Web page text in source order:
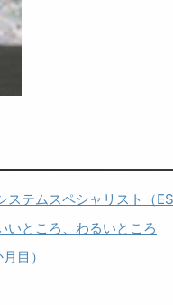
テムスペシャリスト（
いところ、わるいところ
目）